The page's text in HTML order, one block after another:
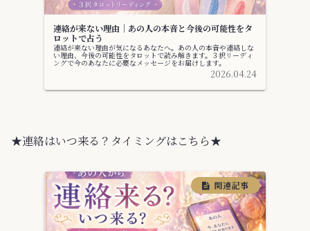
連絡が来ない理由｜あの人の本音と今後の可能性をタ
ロットで占う
連絡が来ない理由が気になるあなたへ。あの人の本音や連絡しな
い理由、今後の可能性をタロットで読み解きます。３択リーディ
ングで今のあなたに必要なメッセージをお届けします。
2026.04.24
★連絡はいつ来る？タイミングはこちら★